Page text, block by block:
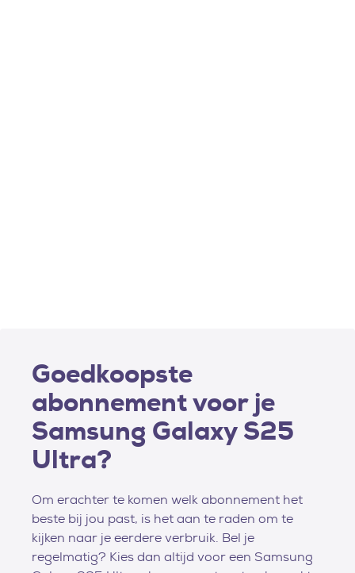
Goedkoopste
abonnement voor je
Samsung Galaxy S25
Ultra?
Om erachter te komen welk abonnement het
beste bij jou past, is het aan te raden om te
kijken naar je eerdere verbruik. Bel je
regelmatig? Kies dan altijd voor een Samsung